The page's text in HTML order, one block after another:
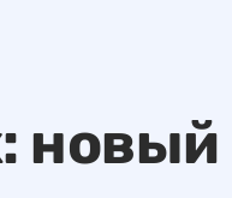
новый